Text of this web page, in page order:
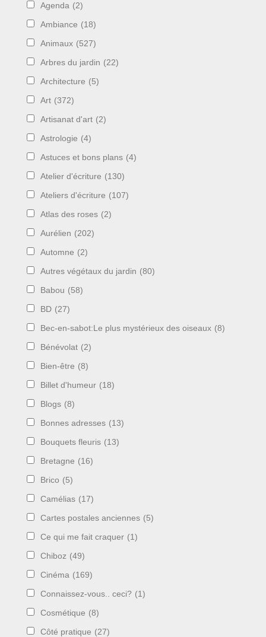
Agenda (2)
Ambiance (18)
Animaux (527)
Arbres du jardin (22)
Architecture (5)
Art (372)
Artisanat d'art (2)
Astrologie (4)
Astuces et bons plans (4)
Atelier d'écriture (130)
Ateliers d'écriture (107)
Atlas des roses (2)
Aurélien (202)
Automne (2)
Autres végétaux du jardin (80)
Babou (58)
BD (27)
Bec-en-sabot:Le plus mystérieux des oiseaux (8)
Bénévolat (2)
Bien-être (8)
Billet d'humeur (18)
Blogs (8)
Bonnes adresses (13)
Bouquets fleuris (13)
Bretagne (16)
Brico (5)
Camélias (17)
Cartes postales anciennes (5)
Ce qui me fait craquer (1)
Chiboz (49)
Cinéma (169)
Connaissez-vous.. ceci? (1)
Cosmétique (8)
Côté pratique (27)